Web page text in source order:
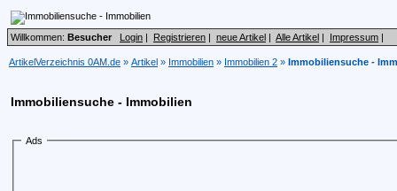
Willkommen: Besucher Login | Registrieren | neue Artikel | Alle Artikel | Impressum |
ArtikelVerzeichnis 0AM.de » Artikel » Immobilien » Immobilien 2 » Immobiliensuche -
Immobiliensuche - Immobilien
Ads